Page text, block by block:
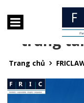
Thẻ:
trung
Trang chủ